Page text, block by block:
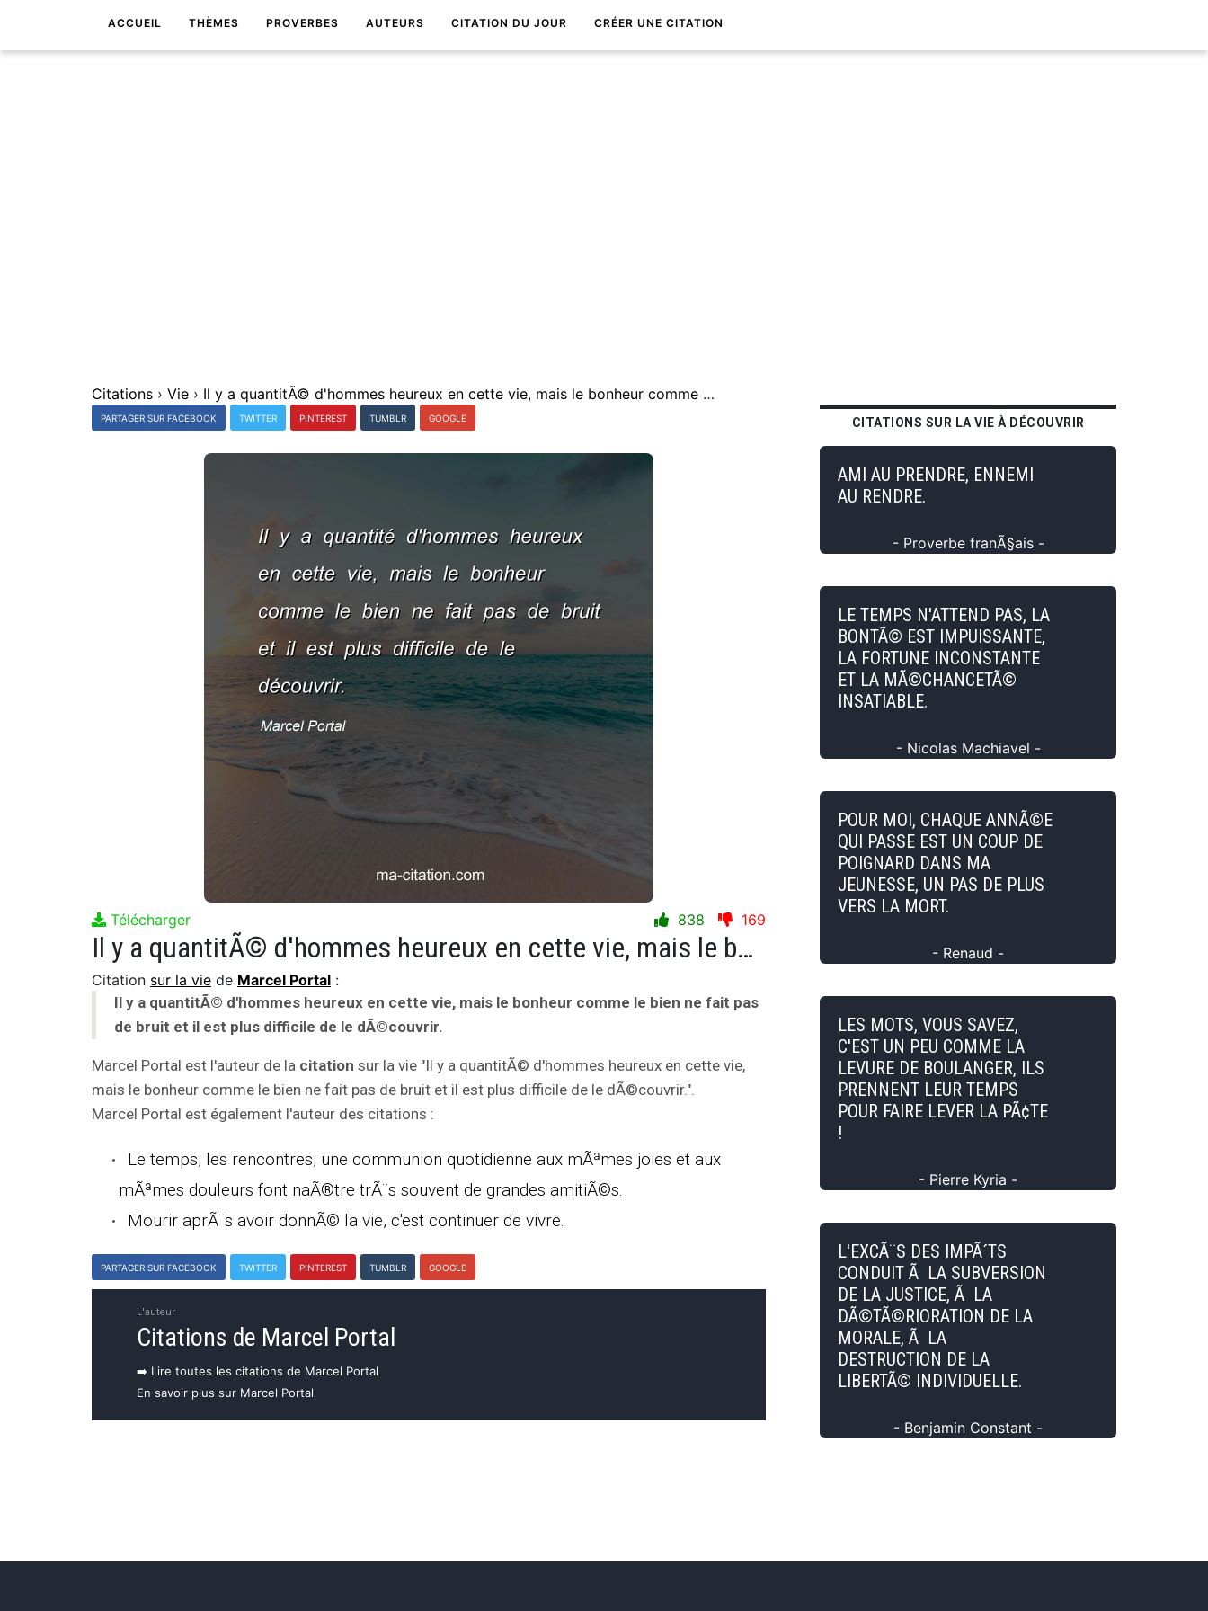
ACCUEIL THÈMES PROVERBES AUTEURS CITATION DU JOUR CRÉER UNE CITATION
Citations › Vie › Il y a quantitÃ© d'hommes heureux en cette vie, mais le bonheur comme le bien ne fait pas de bruit et il est plus difficile de le dÃ©couvrir.
PARTAGER SUR FACEBOOK TWITTER PINTEREST TUMBLR GOOGLE
Télécharger 838 169
Il y a quantitÃ© d'hommes heureux en cette vie, mais le bonheur comme le bien ne fait pas de bruit et il est plus difficile de le dÃ©couvrir.
Citation sur la vie de Marcel Portal :
Il y a quantitÃ© d'hommes heureux en cette vie, mais le bonheur comme le bien ne fait pas
de bruit et il est plus difficile de le dÃ©couvrir.
Marcel Portal est l'auteur de la citation sur la vie "Il y a quantitÃ© d'hommes heureux en cette vie,
mais le bonheur comme le bien ne fait pas de bruit et il est plus difficile de le dÃ©couvrir.".
Marcel Portal est également l'auteur des citations :
Le temps, les rencontres, une communion quotidienne aux mÃªmes joies et aux
mÃªmes douleurs font naÃ®tre trÃ¨s souvent de grandes amitiÃ©s.
Mourir aprÃ¨s avoir donnÃ© la vie, c'est continuer de vivre.
PARTAGER SUR FACEBOOK TWITTER PINTEREST TUMBLR GOOGLE
L'auteur
Citations de Marcel Portal
➡️ Lire toutes les citations de Marcel Portal
En savoir plus sur Marcel Portal
CITATIONS SUR LA VIE À DÉCOUVRIR
AMI AU PRENDRE, ENNEMI
AU RENDRE.
- Proverbe franÃ§ais -
LE TEMPS N'ATTEND PAS, LA
BONTÃ© EST IMPUISSANTE,
LA FORTUNE INCONSTANTE
ET LA MÃ©CHANCETÃ©
INSATIABLE.
- Nicolas Machiavel -
POUR MOI, CHAQUE ANNÃ©E
QUI PASSE EST UN COUP DE
POIGNARD DANS MA
JEUNESSE, UN PAS DE PLUS
VERS LA MORT.
- Renaud -
LES MOTS, VOUS SAVEZ,
C'EST UN PEU COMME LA
LEVURE DE BOULANGER, ILS
PRENNENT LEUR TEMPS
POUR FAIRE LEVER LA PÃ¢TE
!
- Pierre Kyria -
L'EXCÃ¨S DES IMPÃ´TS
CONDUIT Ã LA SUBVERSION
DE LA JUSTICE, Ã LA
DÃ©TÃ©RIORATION DE LA
MORALE, Ã LA
DESTRUCTION DE LA
LIBERTÃ© INDIVIDUELLE.
- Benjamin Constant -